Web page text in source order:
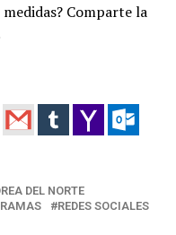
Comparte la
DEL NORTE
REDES SOCIALES